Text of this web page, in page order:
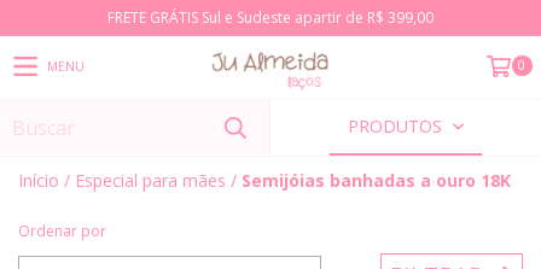
FRETE GRÁTIS Sul e Sudeste apartir de R$ 399,00
MENU 0
PRODUTOS
Início / Especial para mães / Semijóias banhadas a ouro 18K
Ordenar por